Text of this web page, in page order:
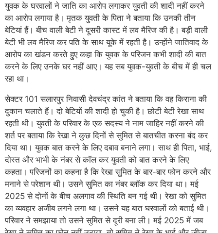
युवक के घरवालों ने जाति का आरोप लगाकर युवती की शादी नहीं करने
का आरोप लगाया है। मृतक युवती के पिता ने बताया कि उनकी तीन
बेटियां हैं। बीच वाली बेटी ने दूसरी कास्ट में लव मैरिज की है। बड़ी वाली
बेटी भी लव मैरिज कर पति के साथ यूके में रहती है। उन्होंने जातिवाद के
आरोप का खंडन करते हुए कहा कि युवक के परिजन कभी शादी की बात
करने के लिए उनके घर नहीं आए। यह सब युवक-युवती के बीच में ही चल
रहा था।
सेक्टर 101 सलारपुर निवासी देवचंद्र कांत ने बताया कि वह किराना की
दुकान चलाते हैं। दो बेटियों की शादी हो चुकी है। छोटी बेटी रेखा साथ
रहती थी। युवती के परिवार के एक सदस्य ने नाम जाहिर नहीं करने की
शर्त पर बताया कि रेखा ने कुछ दिनों से सुमित से बातचीत करना बंद कर
दिया था। युवक बात करने के लिए दबाव बनाने लगा। साथ ही पिता, भाई,
दोस्त और भाभी के नंबर से कॉल कर युवती को बात करने के लिए
कहता। परिजनों का कहना है कि रेखा सुमित के बार-बार फोन करने और
मनाने से परेशान थी। उसने सुमित का नंबर ब्लॉक कर दिया था। मई
2025 से दोनों के बीच अलगाव की स्थिति बन गई थी। रेखा को सुमित
का व्यवहार अजीब लगने लगा था। उसने यह बात घरवालों को बताई थी।
परिवार ने समझाया तो उसने सुमित से दूरी बना ली। मई 2025 में जब